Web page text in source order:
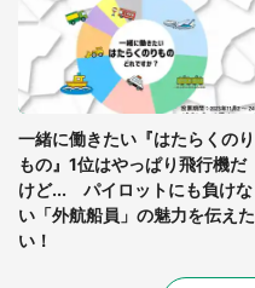
一緒に働きたい『はたらくのり
もの』1位はやっぱり飛行機だ
けど... パイロットにも負けな
い「外航船員」の魅力を伝えた
い！